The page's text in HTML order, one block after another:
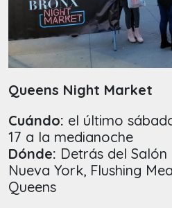
Queens Night Market
Cuándo: el último
17 a la medianoche
Dónde: Detrás del
Nueva York, Flushing
Queens